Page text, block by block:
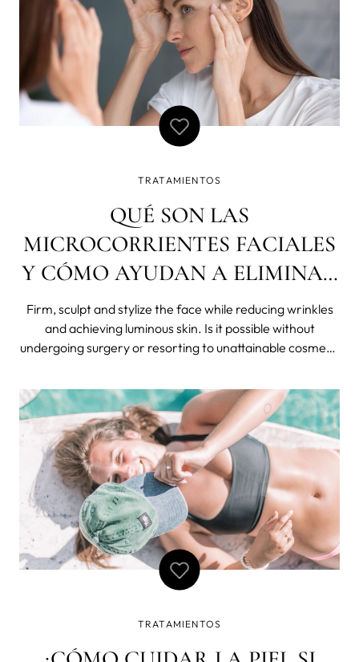
TRATAMIENTOS
QUÉ SON LAS
MICROCORRIENTES FACIALES
Y CÓMO AYUDAN A ELIMINAR
ARRUGAS
Firm, sculpt and stylize the face while reducing wrinkles
and achieving luminous skin. Is it possible without
undergoing surgery or resorting to unattainable cosmetic
technology for medical use that made the leap to the
field of beauty in the last
TRATAMIENTOS